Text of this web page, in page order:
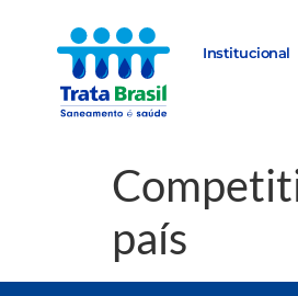
Institucional
país